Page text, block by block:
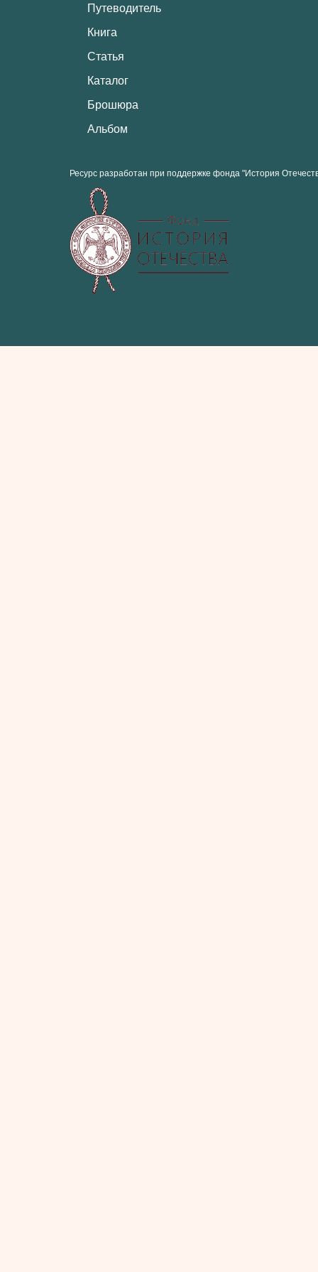
Путеводитель
Книга
Статья
Каталог
Брошюра
Альбом
Ресурс разработан при поддержке фонда "История